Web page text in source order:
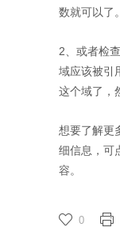
数就可以了。
2、或者检
域应该被引
这个域了，
想要了解更
细信息，可
容。
0